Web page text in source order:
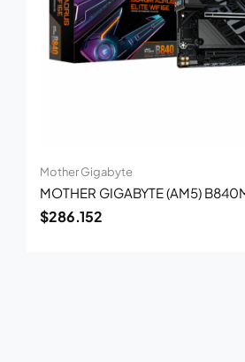
Mother Gigabyte
MOTHER GIGABYTE (AM5)
$286.152